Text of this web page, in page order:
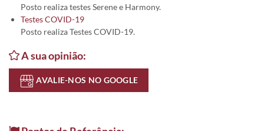
Posto realiza testes Serene e Harmony.
Testes COVID-19
Posto realiza Testes COVID-19.
A sua opinião:
AVALIE-NOS NO GOOGLE